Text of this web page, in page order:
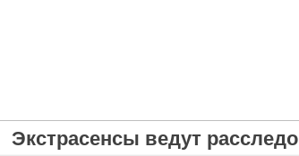
Экстрасенсы ведут